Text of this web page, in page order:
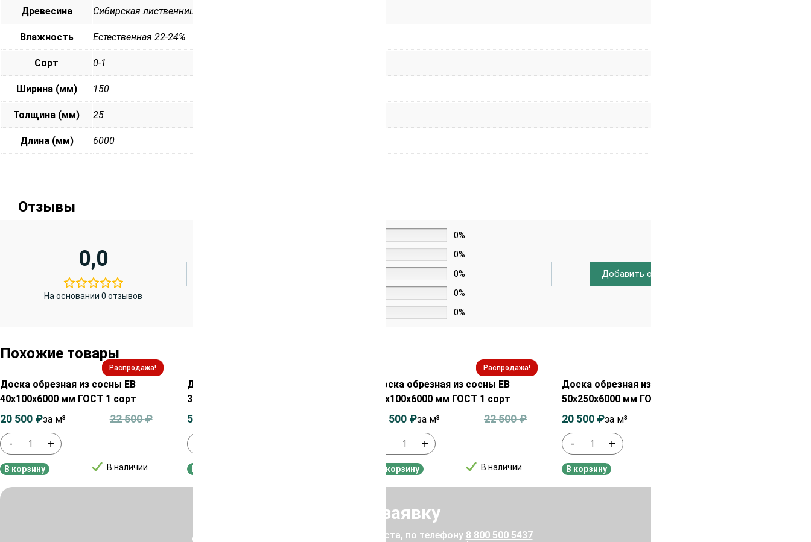
Древесина Сибирская лиственница
Влажность Естественная 22-24%
Сорт 0-1
Ширина (мм) 150
Толщина (мм) 25
Длина (мм) 6000
Отзывы
0,0
На основании 0 отзывов
0%
0%
0%
0%
0%
Добавить отзыв
Похожие товары
Распродажа!
Доска обрезная из сосны ЕВ
40х100х6000 мм ГОСТ 1 сорт
- +
В наличии
22 500₽
20 500 ₽за м³
В корзину
Доска обрезная из лиственницы
30х100х6000 мм сорт 0-1
50 000
Распродажа!
Доска обрезная из сосны ЕВ
25х100х6000 мм ГОСТ 1 сорт
+
В наличии
22 500₽
20 500 ₽за м³
В корзину
Доска обрезная из сосны ЕВ
50х250х6000 мм ГОСТ 1 сорт
- +
20 500 ₽за м³
В корзину
Отправить заявку
Для уточнения цены позвоните, пожалуйста, по телефону 8 800 500 5437